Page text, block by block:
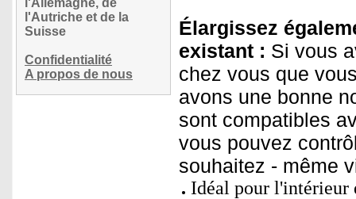
l'Allemagne, de
l'Autriche et de la
Suisse
Confidentialité
A propos de nous
Élargissez
existant : Si vous
chez vous que
avons une bonne
sont compatibles
vous pouvez
souhaitez - même
Idéal pour l'intérieur